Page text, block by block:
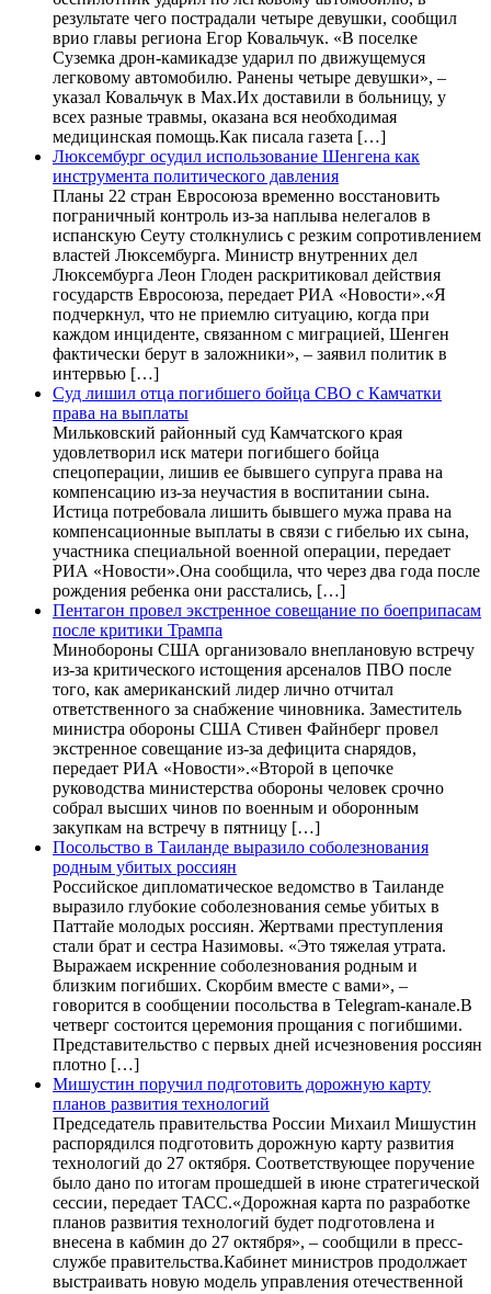
результате чего пострадали четыре девушки, сообщил
врио главы региона Егор Ковальчук. «В поселке
Суземка дрон-камикадзе ударил по движущемуся
легковому автомобилю. Ранены четыре девушки», –
указал Ковальчук в Max.Их доставили в больницу, у
всех разные травмы, оказана вся необходимая
медицинская помощь.Как писала газета […]
Люксембург осудил использование Шенгена как
инструмента политического давления
Планы 22 стран Евросоюза временно восстановить
пограничный контроль из-за наплыва нелегалов в
испанскую Сеуту столкнулись с резким сопротивлением
властей Люксембурга. Министр внутренних дел
Люксембурга Леон Глоден раскритиковал действия
государств Евросоюза, передает РИА «Новости».«Я
подчеркнул, что не приемлю ситуацию, когда при
каждом инциденте, связанном с миграцией, Шенген
фактически берут в заложники», – заявил политик в
интервью […]
Суд лишил отца погибшего бойца СВО с Камчатки
права на выплаты
Мильковский районный суд Камчатского края
удовлетворил иск матери погибшего бойца
спецоперации, лишив ее бывшего супруга права на
компенсацию из-за неучастия в воспитании сына.
Истица потребовала лишить бывшего мужа права на
компенсационные выплаты в связи с гибелью их сына,
участника специальной военной операции, передает
РИА «Новости».Она сообщила, что через два года после
рождения ребенка они расстались, […]
Пентагон провел экстренное совещание по боеприпасам
после критики Трампа
Минобороны США организовало внеплановую встречу
из-за критического истощения арсеналов ПВО после
того, как американский лидер лично отчитал
ответственного за снабжение чиновника. Заместитель
министра обороны США Стивен Файнберг провел
экстренное совещание из-за дефицита снарядов,
передает РИА «Новости».«Второй в цепочке
руководства министерства обороны человек срочно
собрал высших чинов по военным и оборонным
закупкам на встречу в пятницу […]
Посольство в Таиланде выразило соболезнования
родным убитых россиян
Российское дипломатическое ведомство в Таиланде
выразило глубокие соболезнования семье убитых в
Паттайе молодых россиян. Жертвами преступления
стали брат и сестра Назимовы. «Это тяжелая утрата.
Выражаем искренние соболезнования родным и
близким погибших. Скорбим вместе с вами», –
говорится в сообщении посольства в Telegram-канале.В
четверг состоится церемония прощания с погибшими.
Представительство с первых дней исчезновения россиян
плотно […]
Мишустин поручил подготовить дорожную карту
планов развития технологий
Председатель правительства России Михаил Мишустин
распорядился подготовить дорожную карту развития
технологий до 27 октября. Соответствующее поручение
было дано по итогам прошедшей в июне стратегической
сессии, передает ТАСС.«Дорожная карта по разработке
планов развития технологий будет подготовлена и
внесена в кабмин до 27 октября», – сообщили в пресс-
службе правительства.Кабинет министров продолжает
выстраивать новую модель управления отечественной